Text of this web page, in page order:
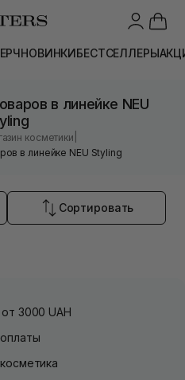
НОВИНКИБЕСТСЕЛЛЕРЫ
в линейке NEU
косметики
в линейке NEU Styling
Сортировать
3000 UAH